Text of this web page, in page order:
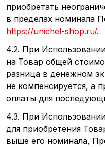
приобретать
в пределах номинала
https://unichel-shop.ru/.
4.2. При
на Товар общей
разница в денежном
не компенсируется, а
оплаты для
4.3. При
для приобретения
выше его номинала,